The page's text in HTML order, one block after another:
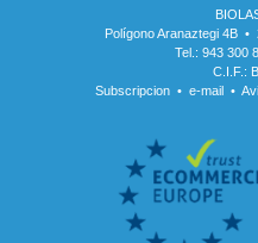
Polígono Aranaztegi 4B
Tel.: 943 300
C.I.F.:
Subscripcion • e-mail •